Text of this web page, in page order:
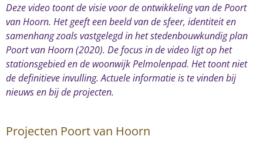
l
a
y
u
t
e
n
e
f
Deze video toont de visie voor de ontwikkeling van de Poort
van Hoorn. Het geeft een beeld van de sfeer, identiteit en
samenhang zoals vastgelegd in het stedenbouwkundig plan
Poort van Hoorn (2020). De focusin de videoligt op het
stationsgebied ende woonwijkPelmolenpad. Het toont niet
de definitieve invulling. Actuele informatie is te vinden bij
nieuws en bij de projecten.
Projecten Poort van Hoorn